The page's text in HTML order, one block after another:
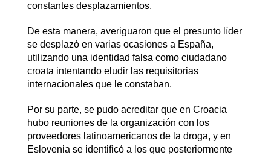
constantes desplazamientos.
De esta manera, averiguaron que el presunto líder
se desplazó en varias ocasiones a España,
utilizando una identidad falsa como ciudadano
croata intentando eludir las requisitorias
internacionales que le constaban.
Por su parte, se pudo acreditar que en Croacia
hubo reuniones de la organización con los
proveedores latinoamericanos de la droga, y en
Eslovenia se identificó a los que posteriormente